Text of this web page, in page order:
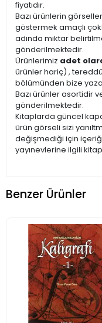
fiyatıdır.
Bazı ürünlerin
göstermek amaçlı
adında miktar
gönderilmektedir.
Ürünlerimiz adet
ürünler hariç) ,
bölümünden bize
Bazı ürünler asortidir
gönderilmektedir.
Kitaplarda güncel
ürün görseli sizi
değişmediği için
yayınevlerine ilgili
Benzer Ürünler